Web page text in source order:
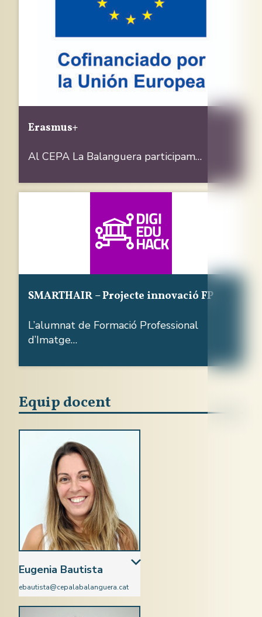
Erasmus+
Al CEPA La Balanguera participam…
SMARTHAIR – Projecte innovació FP
L’alumnat de Formació Professional
d’Imatge…
Equip docent
Eugenia Bautista
ebautista@cepalabalanguera.cat
Perruqueria